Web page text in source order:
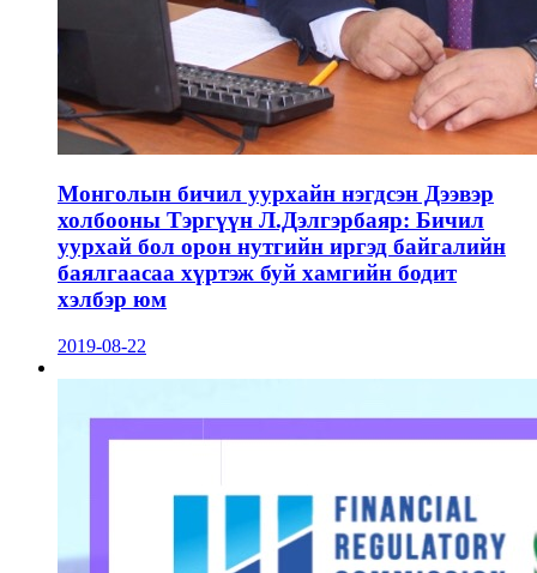
Монголын бичил уурхайн нэгдсэн Дээвэр
холбооны Тэргүүн Л.Дэлгэрбаяр: Бичил
уурхай бол орон нутгийн иргэд байгалийн
баялгаасаа хүртэж буй хамгийн бодит
хэлбэр юм
2019-08-22